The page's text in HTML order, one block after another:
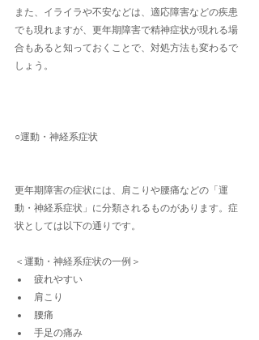
また、イライラや不安などは、適応障害などの疾患
でも現れますが、更年期障害で精神症状が現れる場
合もあると知っておくことで、対処方法も変わるで
しょう。
○運動・神経系症状
更年期障害の症状には、肩こりや腰痛などの「運
動・神経系症状」に分類されるものがあります。症
状としては以下の通りです。
＜運動・神経系症状の一例＞
疲れやすい
肩こり
腰痛
手足の痛み